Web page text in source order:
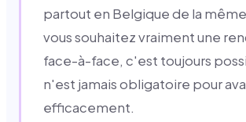
partout en Belgique de la
vous souhaitez vraiment une
face-à-face, c'est toujours
n'est jamais obligatoire pour
efficacement.